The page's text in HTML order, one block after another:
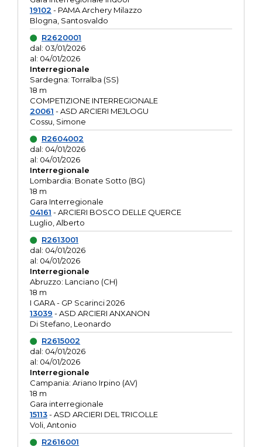
19102 - PAMA Archery Milazzo
Blogna, Santosvaldo
R2620001
dal: 03/01/2026
al: 04/01/2026
Interregionale
Sardegna: Torralba (SS)
18 m
COMPETIZIONE INTERREGIONALE
20061 - ASD ARCIERI MEJLOGU
Cossu, Simone
R2604002
dal: 04/01/2026
al: 04/01/2026
Interregionale
Lombardia: Bonate Sotto (BG)
18 m
Gara Interregionale
04161 - ARCIERI BOSCO DELLE QUERCE
Luglio, Alberto
R2613001
dal: 04/01/2026
al: 04/01/2026
Interregionale
Abruzzo: Lanciano (CH)
18 m
I GARA - GP Scarinci 2026
13039 - ASD ARCIERI ANXANON
Di Stefano, Leonardo
R2615002
dal: 04/01/2026
al: 04/01/2026
Interregionale
Campania: Ariano Irpino (AV)
18 m
Gara interregionale
15113- ASD ARCIERI DEL TRICOLLE
Voli, Antonio
R2616001